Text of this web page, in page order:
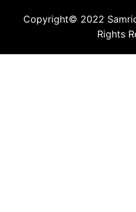
Copyright© 2022
Rights